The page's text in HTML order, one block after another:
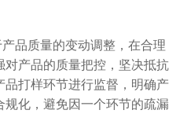
品质量的变动调整，在合理
产品的质量把控，坚决抵抗
打样环节进行监督，明确产
化，避免因一个环节的疏漏